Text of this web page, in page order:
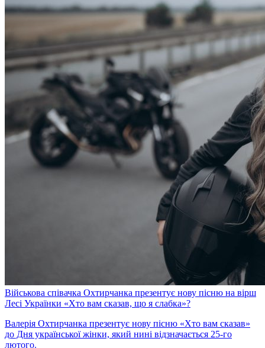
Військова співачка Охтирчанка презентує нову пісню на вірш
Лесі Українки «Хто вам сказав, що я слабка»?
Валерія Охтирчанка презентує нову пісню «Хто вам сказав»
до Дня української жінки, який нині відзначається 25-го
лютого.